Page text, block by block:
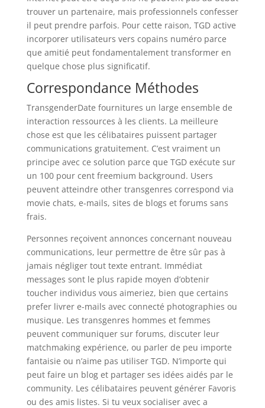
trouver un partenaire, mais professionnels confesser
il peut prendre parfois. Pour cette raison, TGD active
incorporer utilisateurs vers copains numéro parce
que amitié peut fondamentalement transformer en
quelque chose plus significatif.
Correspondance Méthodes
TransgenderDate fournitures un large ensemble de
interaction ressources à les clients. La meilleure
chose est que les célibataires puissent partager
communications gratuitement. C’est vraiment un
principe avec ce solution parce que TGD exécute sur
un 100 pour cent freemium background. Users
peuvent atteindre other transgenres correspond via
movie chats, e-mails, sites de blogs et forums sans
frais.
Personnes reçoivent annonces concernant nouveau
communications, leur permettre de être sûr pas à
jamais négliger tout texte entrant. Immédiat
messages sont le plus rapide moyen d’obtenir
toucher individus vous aimeriez, bien que certains
prefer livrer e-mails avec connecté photographies ou
musique. Les transgenres hommes et femmes
peuvent communiquer sur forums, discuter leur
matchmaking expérience, ou parler de peu importe
fantaisie ou n’aime pas utiliser TGD. N’importe qui
peut faire un blog et partager ses idées aidés par le
community. Les célibataires peuvent générer Favoris
ou des amis listes. Si tu veux socialiser avec a